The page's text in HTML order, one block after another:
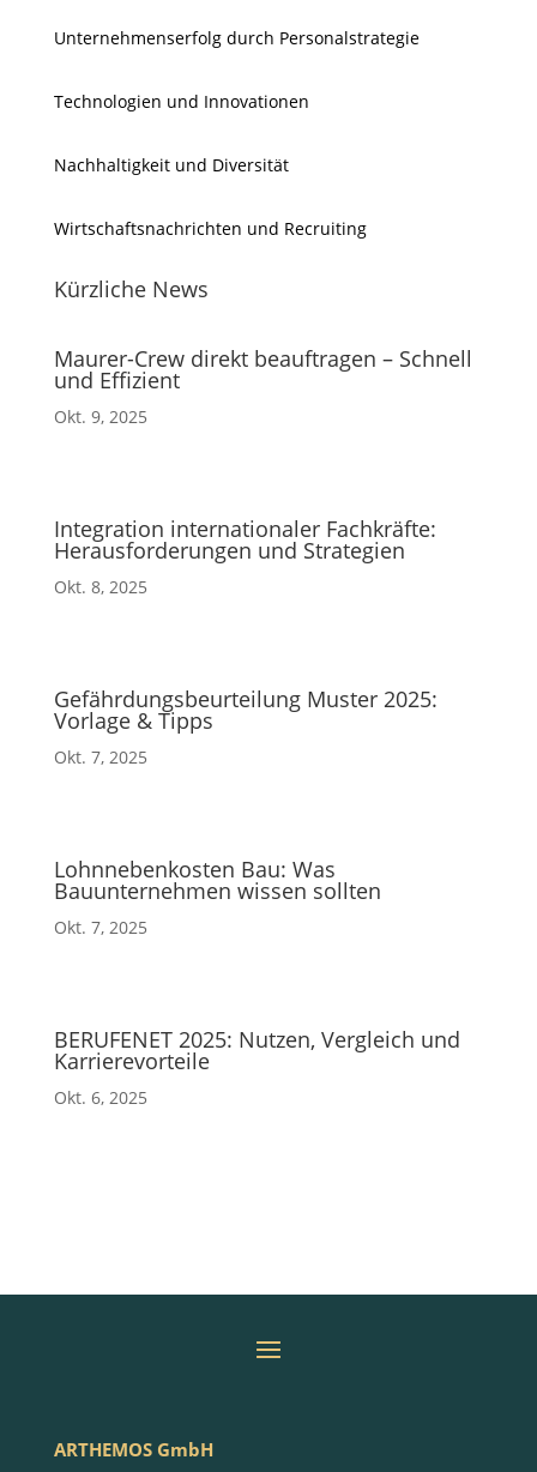
Unternehmenserfolg durch Personalstrategie
Technologien und Innovationen
Nachhaltigkeit und Diversität
Wirtschaftsnachrichten und Recruiting
Kürzliche News
Maurer-Crew direkt beauftragen – Schnell
und Effizient
Okt. 9, 2025
Integration internationaler Fachkräfte:
Herausforderungen und Strategien
Okt. 8, 2025
Gefährdungsbeurteilung Muster 2025:
Vorlage & Tipps
Okt. 7, 2025
Lohnnebenkosten Bau: Was
Bauunternehmen wissen sollten
Okt. 7, 2025
BERUFENET 2025: Nutzen, Vergleich und
Karrierevorteile
Okt. 6, 2025
ARTHEMOS GmbH